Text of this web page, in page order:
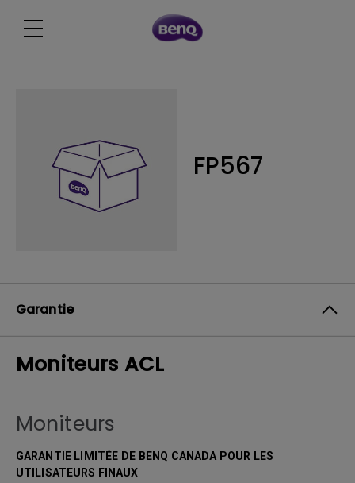
FP567
Garantie
Moniteurs ACL
Moniteurs
GARANTIE LIMITÉE DE BENQ CANADA POUR LES
UTILISATEURS FINAUX